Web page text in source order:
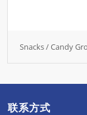
Snacks / Candy
联系方式